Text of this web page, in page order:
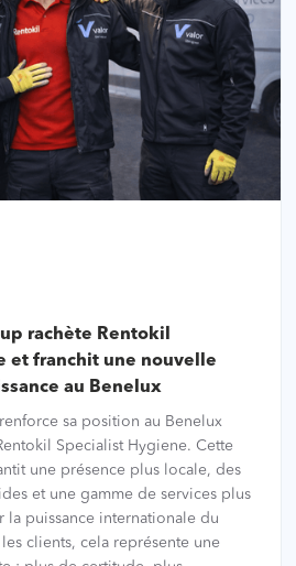
rachète Rentokil
et franchit une nouvelle
au Benelux
sa position au Benelux
Specialist Hygiene. Cette
une présence plus locale, des
et une gamme de services plus
la puissance internationale du
clients, cela représente une